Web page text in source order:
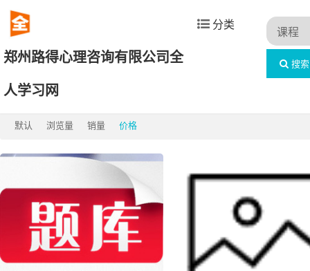
郑州路得心理咨询有限公司全
人学习网
分类
搜索
首页 题库考试列表 全部
默认 浏览量 销量 价格